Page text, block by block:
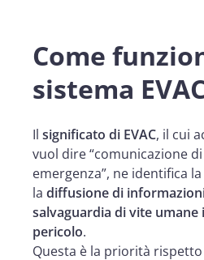
Come
sistema
Il significato di EVAC, il cui
vuol dire “comunicazione
emergenza”, ne identifica
la diffusione di
salvaguardia di vite umane
pericolo.
Questa è la priorità